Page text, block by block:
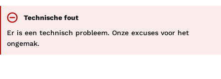
Technische fout
Er is een technisch probleem. Onze excuses voor het
ongemak.